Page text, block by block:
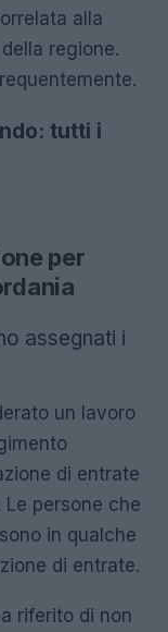
alla
regione.
tutti i
per
assegnati i
un lavoro
di entrate
persone che
in qualche
di entrate.
riferito di non